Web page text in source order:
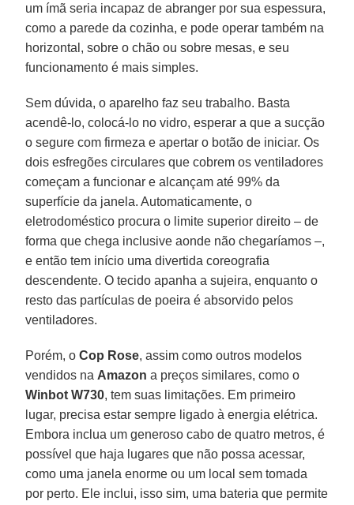
um ímã seria incapaz de abranger por sua espessura,
como a parede da cozinha, e pode operar também na
horizontal, sobre o chão ou sobre mesas, e seu
funcionamento é mais simples.
Sem dúvida, o aparelho faz seu trabalho. Basta
acendê-lo, colocá-lo no vidro, esperar a que a sucção
o segure com firmeza e apertar o botão de iniciar. Os
dois esfregões circulares que cobrem os ventiladores
começam a funcionar e alcançam até 99% da
superfície da janela. Automaticamente, o
eletrodoméstico procura o limite superior direito – de
forma que chega inclusive aonde não chegaríamos –,
e então tem início uma divertida coreografia
descendente. O tecido apanha a sujeira, enquanto o
resto das partículas de poeira é absorvido pelos
ventiladores.
Porém, o Cop Rose, assim como outros modelos
vendidos na Amazon a preços similares, como o
Winbot W730, tem suas limitações. Em primeiro
lugar, precisa estar sempre ligado à energia elétrica.
Embora inclua um generoso cabo de quatro metros, é
possível que haja lugares que não possa acessar,
como uma janela enorme ou um local sem tomada
por perto. Ele inclui, isso sim, uma bateria que permite